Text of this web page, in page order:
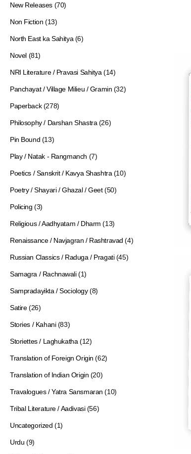
New Releases (70)
Non Fiction (13)
North East ka Sahitya (6)
Novel (81)
NRI Literature / Pravasi Sahitya (14)
Panchayat / Village Milieu / Gramin (32)
Paperback (278)
Philosophy / Darshan Shastra (26)
Pin Bound (13)
Play / Natak - Rangmanch (7)
Poetics / Sanskrit / Kavya Shashtra (10)
Poetry / Shayari / Ghazal / Geet (50)
Policing (3)
Religious / Aadhyatam / Dharm (13)
Renaissance / Navjagran / Rashtravad (4)
Russian Classics / Raduga / Pragati (45)
Samagra / Rachnawali (1)
Sampradayikta / Sociology (8)
Satire (26)
Stories / Kahani (83)
Storiettes / Laghukatha (12)
Translation of Foreign Origin (62)
Translation of Indian Origin (20)
Travalogues / Yatra Sansmaran (10)
Tribal Literature / Aadivasi (56)
Uncategorized (1)
Urdu (9)